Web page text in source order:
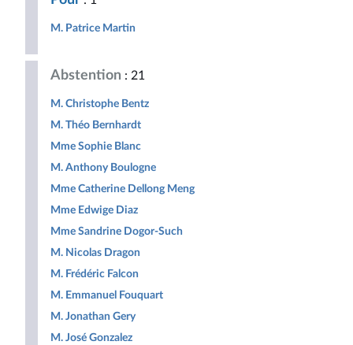
M. Patrice Martin
Abstention : 21
M. Christophe Bentz
M. Théo Bernhardt
Mme Sophie Blanc
M. Anthony Boulogne
Mme Catherine Dellong Meng
Mme Edwige Diaz
Mme Sandrine Dogor-Such
M. Nicolas Dragon
M. Frédéric Falcon
M. Emmanuel Fouquart
M. Jonathan Gery
M. José Gonzalez